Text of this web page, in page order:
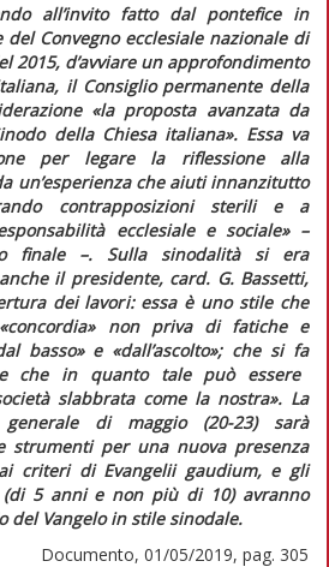
all’invito fatto dal pontefice in
del Convegno ecclesiale nazionale di
2015, d’avviare un approfondimento
il Consiglio permanente della
«la proposta avanzata da
della Chiesa italiana». Essa va
per legare la riflessione alla
un’esperienza che aiuti innanzitutto
contrapposizioni sterili e a
ecclesiale e sociale»–
finale –. Sulla sinodalità si era
il presidente, card. G. Bassetti,
dei lavori: essa è uno stile che
«concordia»non priva di fatiche e
basso»e «dall’ascolto»; che si fa
in quanto tale può essere
slabbrata come la nostra». La
generale di maggio (20-23) sarà
strumenti per una nuova presenza
ai criteri di Evangelii gaudium,e gli
5 anni e non più di 10) avranno
del Vangelo in stile sinodale.
Documento, 01/05/2019, pag. 305